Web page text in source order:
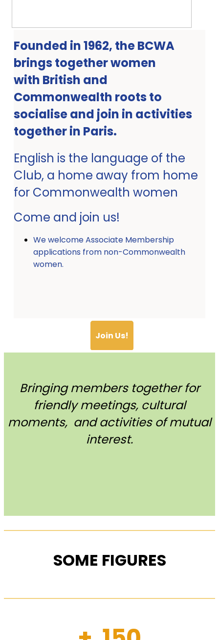
Founded in 1962, the BCWA
brings together women
with British and
Commonwealth roots to
socialise and join in activities
together in Paris.
English is the language of the
Club, a home away from home
for Commonwealth women
Come and join us!
We welcome Associate Membership
applications from non-Commonwealth
women.
Join Us!
Bringing members together for
friendly meetings, cultural
moments, and activities of mutual
interest.
SOME FIGURES